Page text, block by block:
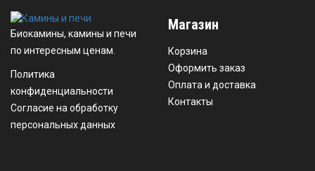
Биокамины, камины и печи
по интересным ценам.
Политика
конфиденциальности
Согласие на обработку
персональных данных
Магазин
Корзина
Оформить заказ
Оплата и доставка
Контакты